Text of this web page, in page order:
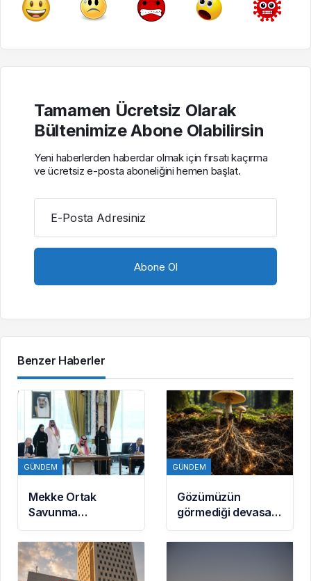
Tamamen Ücretsiz Olarak
Bültenimize Abone Olabilirsin
Yeni haberlerden haberdar olmak için fırsatı kaçırma
ve ücretsiz e-posta aboneliğini hemen başlat.
E-Posta Adresiniz
Benzer Haberler
GÜNDEM
Mekke Ortak
Savunma
Anlaşması
uluslararası
basında geniş yankı
uyandırdı
GÜNDEM
Gözümüzün
görmediği devasa
imparatorluk:
Dünya gerçekten